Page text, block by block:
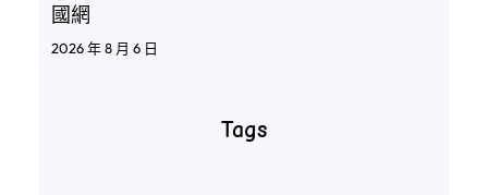
國網
2026 年 8 月 6 日
Tags